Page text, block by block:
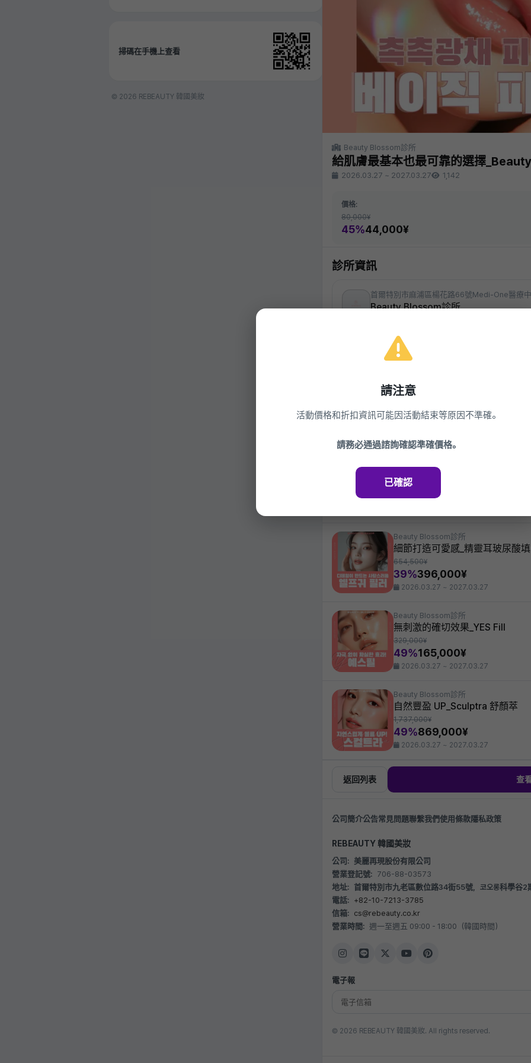
掃碼在手機上查看
© 2026 REBEAUTY 韓國美妝
Beauty Blossom診所
給肌膚最基本也最可靠的選擇
2026.03.27 ~ 2027.03.27 1,142
價格:
80,000¥
45%44,000¥
診所資訊
首爾特別市麻浦區楊花路66號Medi-One醫療
Beauty Blossom診所
平日 10:00~19:00 / 星期六 10:00~16:00
江南頂級客製化皮膚科 - 填充、拉提、皮膚管理
查看診所
快速拉提終極版 Ultherapy Prime
2,350,980¥
1,199,000¥
Beauty Blossom診所
細節打造可愛感_精靈耳玻尿酸
654,500¥
39%396,000¥
2026.03.27 ~ 2027.03.27
Beauty Blossom診所
無刺激的確切效果_YES Fill
329,000¥
49%165,000¥
2026.03.27 ~ 2027.03.27
Beauty Blossom診所
自然豐盈 UP_Sculptra 舒顏萃
1,737,000¥
49%869,000¥
2026.03.27 ~ 2027.03.27
返回列表 查
公司簡介公告常見問題聯繫我們使用條款隱私政策
REBEAUTY 韓國美妝
公司: 美麗再現股份有限公司
營業登記號: 706-88-03573
地址: 首爾特別市九老區數位路34街55號，코오롱科學
電話: +82-10-7213-3785
信箱: cs@rebeauty.co.kr
營業時間: 週一至週五 09:00 - 18:00（韓國時間）
電子報
© 2026 REBEAUTY 韓國美妝. All rights reserved.
請注意
活動價格和折扣資訊可能因活動結束等原因不準確。
請務必通過諮詢確認準確價格。
已確認